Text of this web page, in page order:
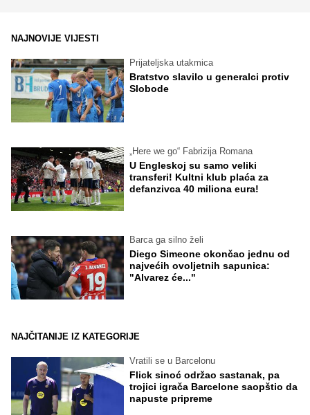
NAJNOVIJE VIJESTI
Prijateljska utakmica
Bratstvo slavilo u generalci protiv
Slobode
„Here we go“ Fabrizija Romana
U Engleskoj su samo veliki
transferi! Kultni klub plaća za
defanzivca 40 miliona eura!
Barca ga silno želi
Diego Simeone okončao jednu od
najvećih ovoljetnih sapunica:
"Alvarez će..."
NAJČITANIJE IZ KATEGORIJE
Vratili se u Barcelonu
Flick sinoć održao sastanak, pa
trojici igrača Barcelone saopštio da
napuste pripreme